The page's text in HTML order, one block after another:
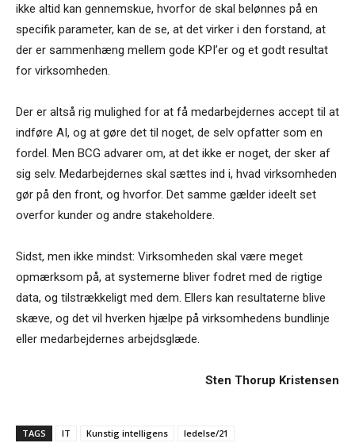
ikke altid kan gennemskue, hvorfor de skal belønnes på en
specifik parameter, kan de se, at det virker i den forstand, at
der er sammenhæng mellem gode KPI’er og et godt resultat
for virksomheden.
Der er altså rig mulighed for at få medarbejdernes accept til at
indføre AI, og at gøre det til noget, de selv opfatter som en
fordel. Men BCG advarer om, at det ikke er noget, der sker af
sig selv. Medarbejdernes skal sættes ind i, hvad virksomheden
gør på den front, og hvorfor. Det samme gælder ideelt set
overfor kunder og andre stakeholdere.
Sidst, men ikke mindst: Virksomheden skal være meget
opmærksom på, at systemerne bliver fodret med de rigtige
data, og tilstrækkeligt med dem. Ellers kan resultaterne blive
skæve, og det vil hverken hjælpe på virksomhedens bundlinje
eller medarbejdernes arbejdsglæde.
Sten Thorup Kristensen
TAGS IT Kunstig intelligens ledelse/21